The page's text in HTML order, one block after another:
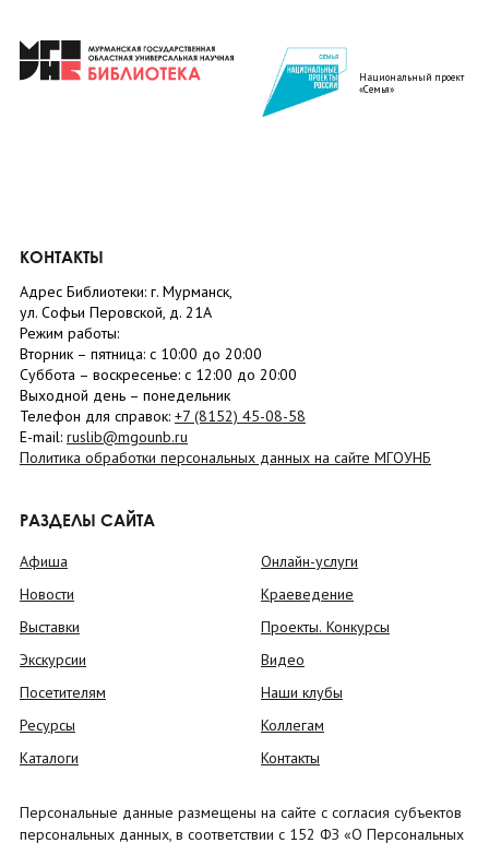
Национальный проект
«Семья»
КОНТАКТЫ
Адрес Библиотеки: г. Мурманск,
ул. Софьи Перовской, д. 21А
Режим работы:
Вторник – пятница: с 10:00 до 20:00
Суббота – воскресенье: c 12:00 до 20:00
Выходной день – понедельник
Телефон для справок: +7 (8152) 45-08-58
E-mail: ruslib@mgounb.ru
Политика обработки персональных данных на сайте МГОУНБ
РАЗДЕЛЫ САЙТА
Афиша
Новости
Выставки
Экскурсии
Посетителям
Ресурсы
Каталоги
Онлайн-услуги
Краеведение
Проекты. Конкурсы
Видео
Наши клубы
Коллегам
Контакты
Персональные данные размещены на сайте с согласия субъектов
персональных данных, в соответствии с 152 ФЗ «О Персональных